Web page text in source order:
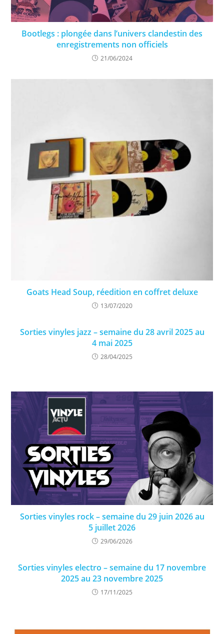
Bootlegs : plongée dans l’univers clandestin des
enregistrements non officiels
21/06/2024
Goats Head Soup, réedition en coffret deluxe
13/07/2020
Sorties vinyles jazz – semaine du 28 avril 2025 au
4 mai 2025
28/04/2025
Sorties vinyles rock – semaine du 29 juin 2026 au
5 juillet 2026
29/06/2026
Sorties vinyles electro – semaine du 17 novembre
2025 au 23 novembre 2025
17/11/2025